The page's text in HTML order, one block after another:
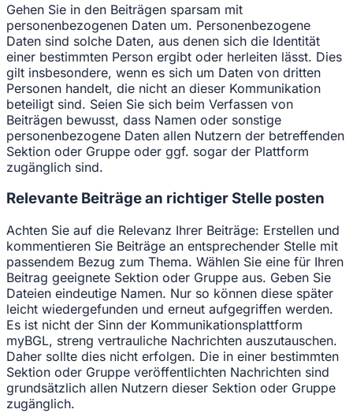
Gehen Sie in den Beiträgen sparsam mit
personenbezogenen Daten um. Personenbezogene
Daten sind solche Daten, aus denen sich die Identität
einer bestimmten Person ergibt oder herleiten lässt. Dies
gilt insbesondere, wenn es sich um Daten von dritten
Personen handelt, die nicht an dieser Kommunikation
beteiligt sind. Seien Sie sich beim Verfassen von
Beiträgen bewusst, dass Namen oder sonstige
personenbezogene Daten allen Nutzern der betreffenden
Sektion oder Gruppe oder ggf. sogar der Plattform
zugänglich sind.
Relevante Beiträge an richtiger Stelle posten
Achten Sie auf die Relevanz Ihrer Beiträge: Erstellen und
kommentieren Sie Beiträge an entsprechender Stelle mit
passendem Bezug zum Thema. Wählen Sie eine für Ihren
Beitrag geeignete Sektion oder Gruppe aus. Geben Sie
Dateien eindeutige Namen. Nur so können diese später
leicht wiedergefunden und erneut aufgegriffen werden.
Es ist nicht der Sinn der Kommunikationsplattform
myBGL, streng vertrauliche Nachrichten auszutauschen.
Daher sollte dies nicht erfolgen. Die in einer bestimmten
Sektion oder Gruppe veröffentlichten Nachrichten sind
grundsätzlich allen Nutzern dieser Sektion oder Gruppe
zugänglich.